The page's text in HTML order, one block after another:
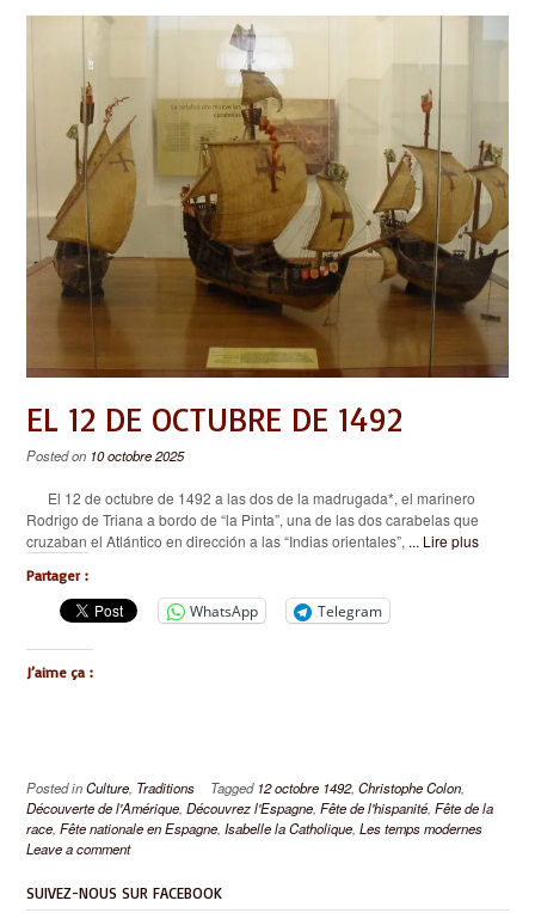
EL 12 DE OCTUBRE DE 1492
Posted on 10 octobre 2025
El 12 de octubre de 1492 a las dos de la madrugada*, el marinero
Rodrigo de Triana a bordo de “la Pinta”, una de las dos carabelas que
cruzaban el Atlántico en dirección a las “Indias orientales”, ... Lire plus
Partager :
WhatsApp Telegram
J’aime ça :
Posted inCulture, Traditions Tagged 12 octobre 1492, Christophe Colon,
Découverte de l'Amérique, Découvrez l'Espagne, Fête de l'hispanité, Fête de la
race, Fête nationale en Espagne, Isabelle la Catholique, Les temps modernes
Leave a comment
SUIVEZ-NOUS SUR FACEBOOK